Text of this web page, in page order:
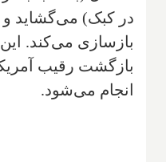
بازسازی می‌کند.
بازگشت رقیب
انجام می‌شود.